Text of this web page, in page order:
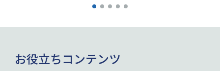
お役立ちコンテンツ